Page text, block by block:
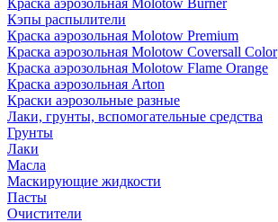
Краска аэрозольная Molotow Burner
Кэпы распылители
Краска аэрозольная Molotow Premium
Краска аэрозольная Molotow Coversall Color
Краска аэрозольная Molotow Flame Orange
Краска аэрозольная Arton
Краски аэрозольные разные
Лаки, грунты, вспомогательные средства
Грунты
Лаки
Масла
Маскирующие жидкости
Пасты
Очистители